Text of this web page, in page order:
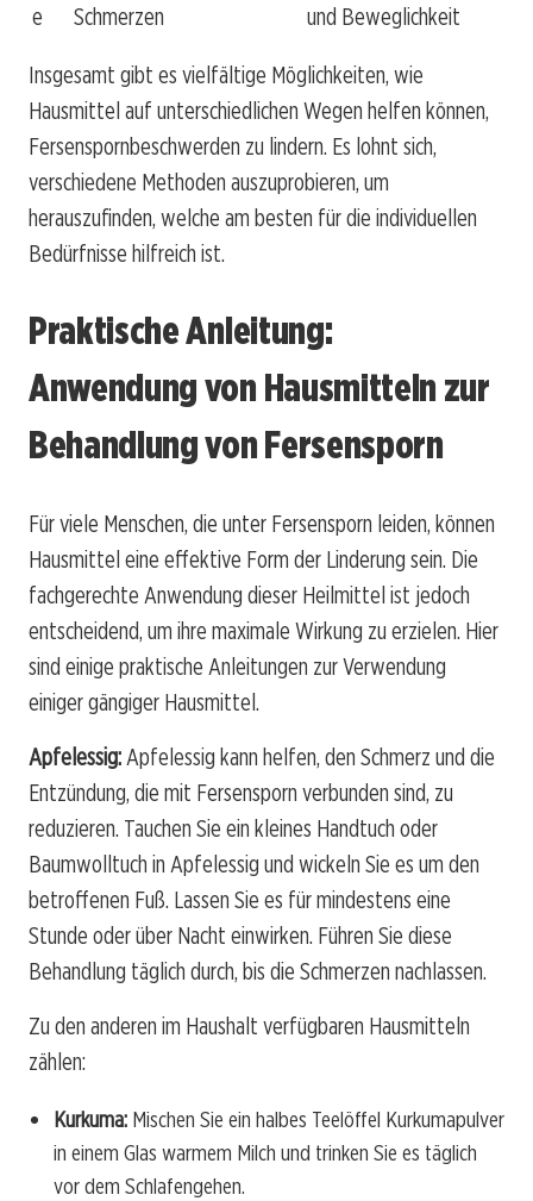
e
Schmerzen
und Beweglichkeit
Insgesamt gibt es vielfältige Möglichkeiten, wie
Hausmittel auf unterschiedlichen Wegen helfen können,
Fersenspornbeschwerden zu lindern. Es lohnt sich,
verschiedene Methoden auszuprobieren, um
herauszufinden, welche am besten für die individuellen
Bedürfnisse hilfreich ist.
Praktische Anleitung:
Anwendung von Hausmitteln zur
Behandlung von Fersensporn
Für viele Menschen, die unter Fersensporn leiden, können
Hausmittel eine effektive Form der Linderung sein. Die
fachgerechte Anwendung dieser Heilmittel ist jedoch
entscheidend, um ihre maximale Wirkung zu erzielen. Hier
sind einige praktische Anleitungen zur Verwendung
einiger gängiger Hausmittel.
Apfelessig: Apfelessig kann helfen, den Schmerz und die
Entzündung, die mit Fersensporn verbunden sind, zu
reduzieren. Tauchen Sie ein kleines Handtuch oder
Baumwolltuch in Apfelessig und wickeln Sie es um den
betroffenen Fuß. Lassen Sie es für mindestens eine
Stunde oder über Nacht einwirken. Führen Sie diese
Behandlung täglich durch, bis die Schmerzen nachlassen.
Zu den anderen im Haushalt verfügbaren Hausmitteln
zählen:
Kurkuma: Mischen Sie ein halbes Teelöffel Kurkumapulver
in einem Glas warmem Milch und trinken Sie es täglich
vor dem Schlafengehen.